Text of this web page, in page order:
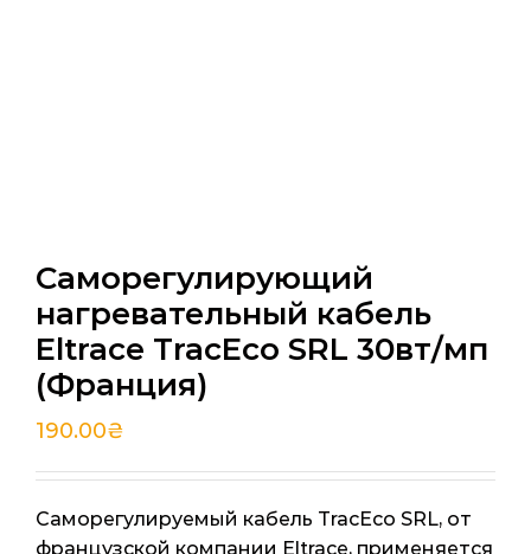
Саморегулирующий
нагревательный кабель
Eltrace TracEco SRL 30вт/мп
(Франция)
190.00₴
Саморегулируемый кабель TracEco SRL, от
французской компании Eltrace, применяется